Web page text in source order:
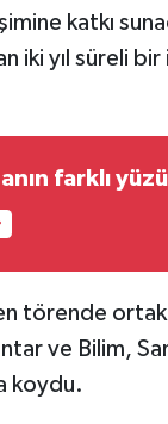
katkı
iki yıl süreli
farklı yüzü
törende
ve Bilim,
koydu.